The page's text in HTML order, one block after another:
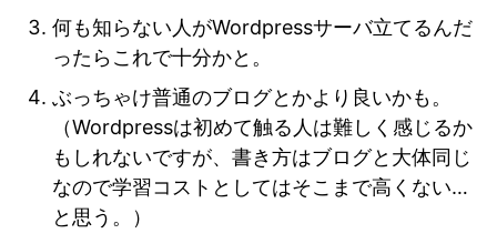
何も知らない人がWordpressサーバ立てるんだ
ったらこれで十分かと。
ぶっちゃけ普通のブログとかより良いかも。
（Wordpressは初めて触る人は難しく感じるか
もしれないですが、書き方はブログと大体同じ
なので学習コストとしてはそこまで高くない…
と思う。）